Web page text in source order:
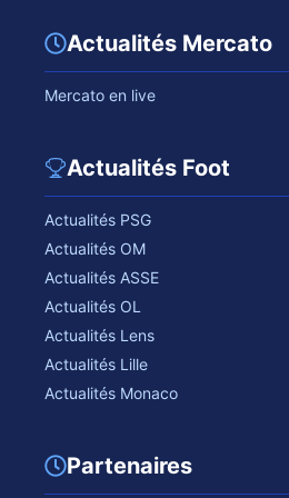
Actualités Mercato
Mercato en live
Actualités Foot
Actualités PSG
Actualités OM
Actualités ASSE
Actualités OL
Actualités Lens
Actualités Lille
Actualités Monaco
Partenaires